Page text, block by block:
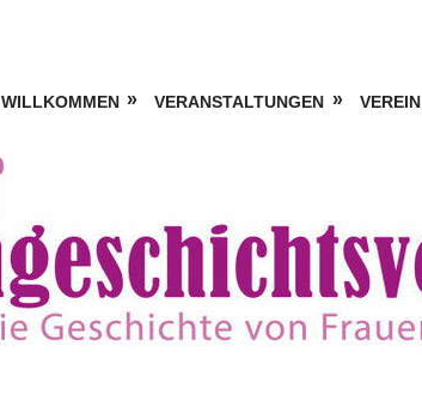
WILLKOMMEN VERANSTALTUNGEN VEREIN